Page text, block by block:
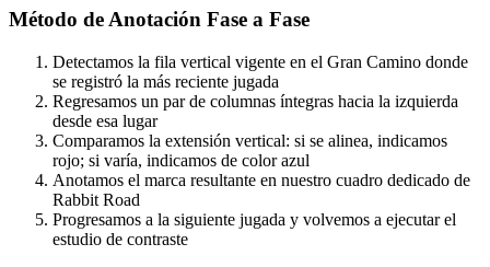
Método de Anotación Fase a Fase
Detectamos la fila vertical vigente en el Gran Camino donde
se registró la más reciente jugada
Regresamos un par de columnas íntegras hacia la izquierda
desde esa lugar
Comparamos la extensión vertical: si se alinea, indicamos
rojo; si varía, indicamos de color azul
Anotamos el marca resultante en nuestro cuadro dedicado de
Rabbit Road
Progresamos a la siguiente jugada y volvemos a ejecutar el
estudio de contraste